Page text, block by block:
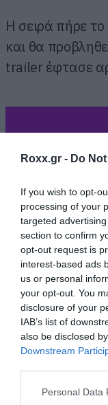
Roxx.gr - Do
If you wish to opt-
processing of your
targeted
section to confirm
opt-out request is
interest-based ads
us or personal
your opt-out. You
disclosure of your
IAB’s list of
also be disclosed
Downstream
Please note that
Personal Data
Η σειρά πήρε το
και θα
trailer έφτασε
θα έχει ο